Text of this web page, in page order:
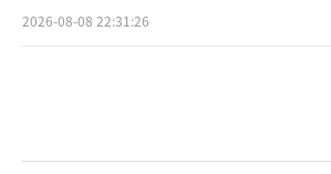
2026-08-08 22:31:26